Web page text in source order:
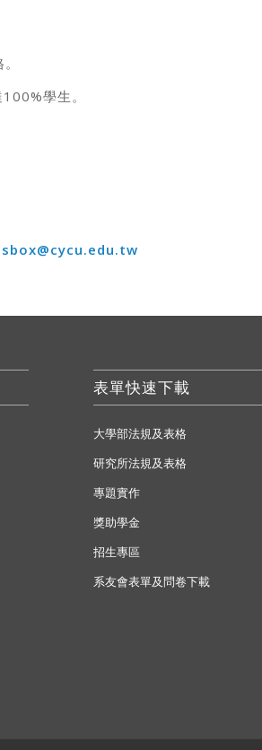
學生。
表單快速下載
大學部法規及表格
研究所法規及表格
專題實作
獎助學金
招生專區
系友會表單及問卷下載